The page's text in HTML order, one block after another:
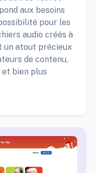
aux besoins
pour les
audio créés à
un atout précieux
de contenu,
bien plus